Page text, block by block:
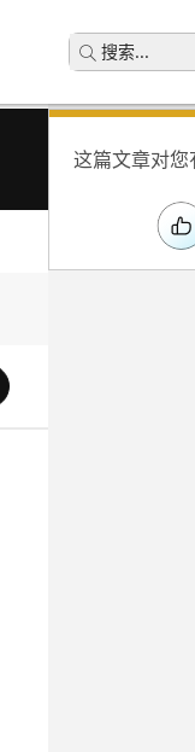
搜索...
这篇文章对您